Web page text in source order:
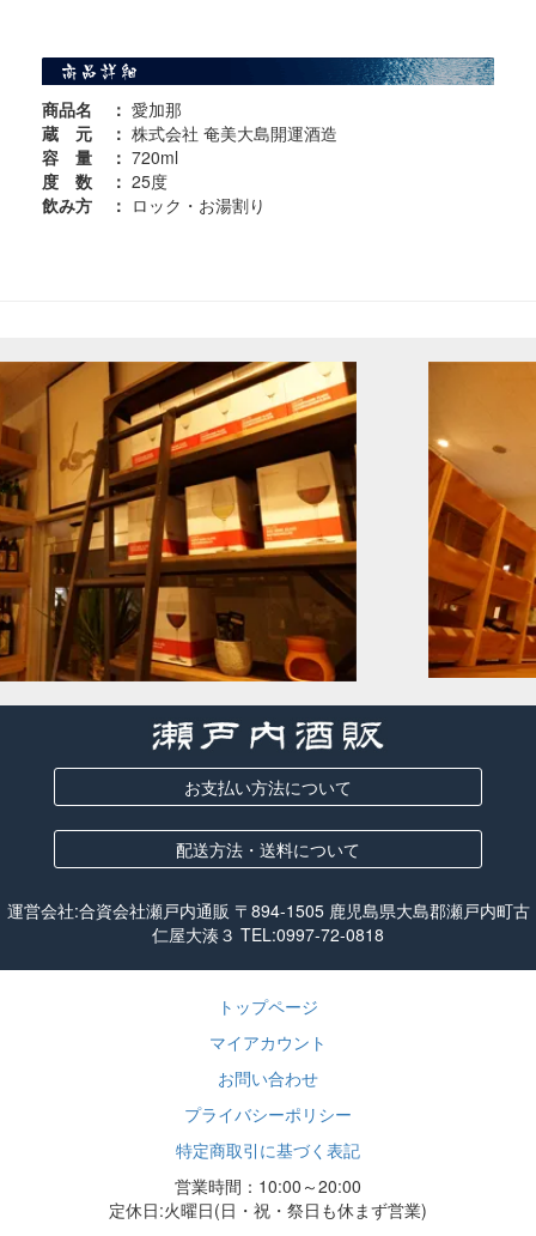
商品名 ： 愛加那
蔵 元
： 株式会社 奄美大島開運酒造
容 量
： 720ml
度 数
： 25度
飲み方
： ロック・お湯割り
お支払い方法について
配送方法・送料について
運営会社:合資会社瀬戸内通販 〒894-1505 鹿児島県大島郡瀬戸内町古
仁屋大湊３ TEL:0997-72-0818
トップページ
マイアカウント
お問い合わせ
プライバシーポリシー
特定商取引に基づく表記
営業時間：10:00～20:00
定休日:火曜日(日・祝・祭日も休まず営業)